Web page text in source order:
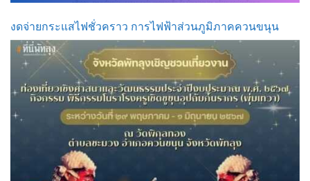
งดจ่ายกระแสไฟชั่วคราว การไฟฟ้าส่วนภูมิภาคควนขนุน